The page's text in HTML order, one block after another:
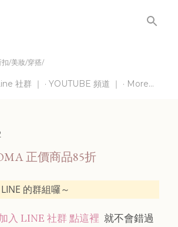
/美妝/穿搭/
社群 ｜ YOUTUBE 頻道 ｜ More…
正價商品85折
的群組囉～
入 LINE 社群 點這裡 就不會錯過